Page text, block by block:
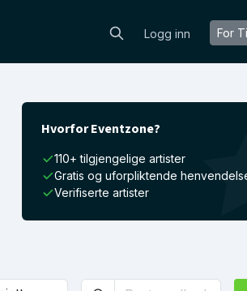
Logg inn For
Hvorfor Eventzone?
110+ tilgjengelige artister
Gratis og uforpliktende
Verifiserte artister